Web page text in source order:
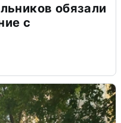
обязали
с